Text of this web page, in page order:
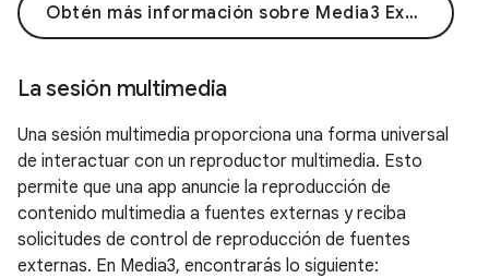
Obtén más información sobre Media3 ExoPlayer
La sesión multimedia
Una sesión multimedia proporciona una forma universal
de interactuar con un reproductor multimedia. Esto
permite que una app anuncie la reproducción de
contenido multimedia a fuentes externas y reciba
solicitudes de control de reproducción de fuentes
externas. En Media3, encontrarás lo siguiente: